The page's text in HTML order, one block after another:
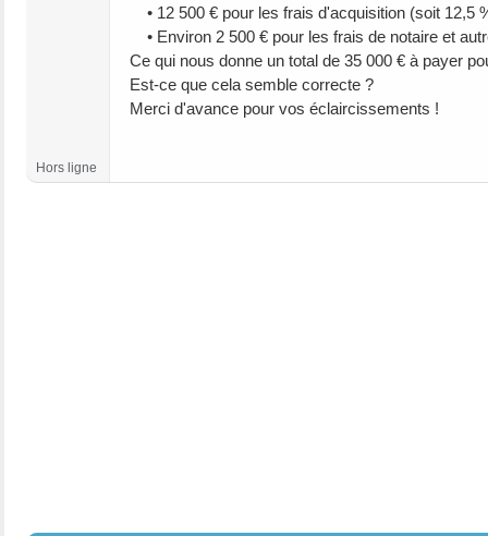
• 12 500 € pour les frais d'acquisition (soit 12,5
• Environ 2 500 € pour les frais de notaire et
Ce qui nous donne un total de 35 000 € à payer
Est-ce que cela semble correcte ?
Merci d'avance pour vos éclaircissements !
Hors ligne